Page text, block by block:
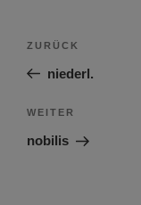
Vorheriger
Beitrag
ZURÜCK
niederl.
Nächster
Beitrag
WEITER
nobilis